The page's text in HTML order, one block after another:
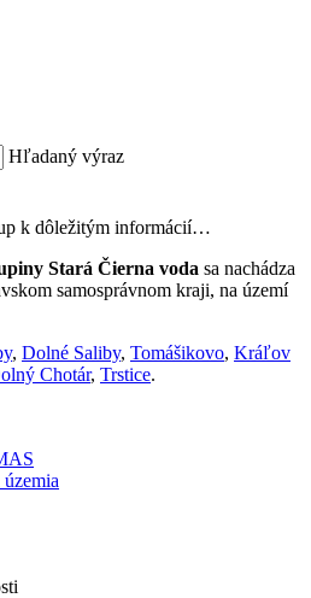
Hľadaný výraz
k dôležitým informácií…
Stará Čierna voda sa nachádza
samosprávnom kraji, na území
, Dolné Saliby, Tomášikovo, Kráľov
Chotár, Trstice.